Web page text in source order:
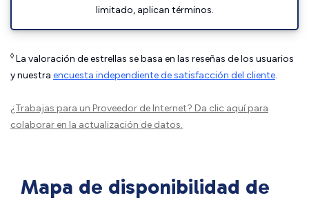
limitado, aplican términos.
◊ La valoración de estrellas se basa en las reseñas de los usuarios
y nuestra encuesta independiente de satisfacción del cliente.
¿Trabajas para un Proveedor de Internet? Da clic aquípara
colaborar en la actualización de datos.
Mapa de disponibilidad de